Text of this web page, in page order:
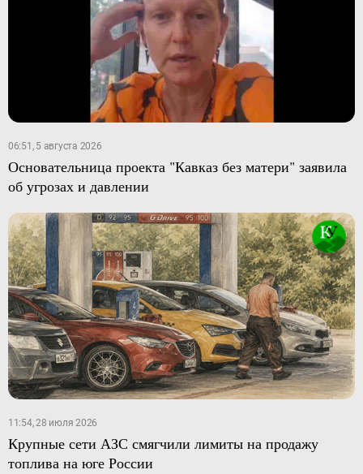
06:51, 5 августа 2026
Основательница проекта "Кавказ без матери" заявила
об угрозах и давлении
11:54, 28 июля 2026
Крупные сети АЗС смягчили лимиты на продажу
топлива на юге России